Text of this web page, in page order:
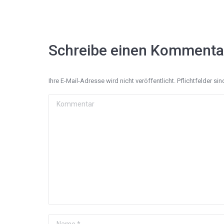
Schreibe einen
Ihre E-Mail-Adresse wird nicht veröffentlicht. Pflichtfelder
Kommentar
Name *